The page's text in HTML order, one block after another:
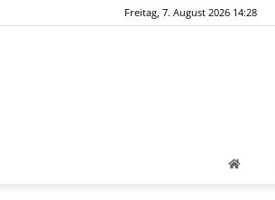
Freitag, 7. August 2026 14:28